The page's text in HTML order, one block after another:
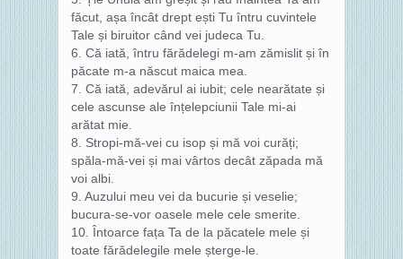
făcut, așa încât drept ești Tu întru cuvintele
Tale și biruitor când vei judeca Tu.
6. Că iată, întru fărădelegi m‑am zămislit și în
păcate m‑a născut maica mea.
7. Că iată, adevărul ai iubit; cele nearătate și
cele ascunse ale înțelepciunii Tale mi‑ai
arătat mie.
8. Stropi‑mă‑vei cu isop și mă voi curăți;
spăla-mă‑vei și mai vârtos decât zăpada mă
voi albi.
9. Auzului meu vei da bucurie și veselie;
bucura-se‑vor oasele mele cele smerite.
10. Întoarce fața Ta de la păcatele mele și
toate fărădelegile mele șterge‑le.